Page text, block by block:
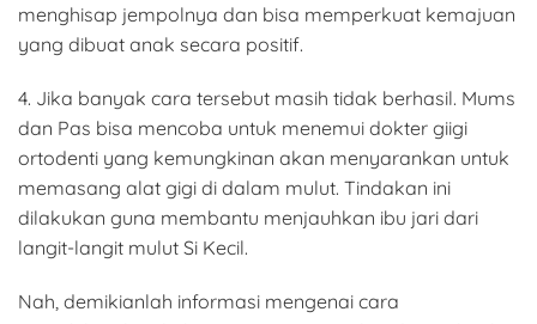
menghisap jempolnya dan bisa memperkuat kemajuan
yang dibuat anak secara positif.
4. Jika banyak cara tersebut masih tidak berhasil. Mums
dan Pas bisa mencoba untuk menemui dokter giigi
ortodenti yang kemungkinan akan menyarankan untuk
memasang alat gigi di dalam mulut. Tindakan ini
dilakukan guna membantu menjauhkan ibu jari dari
langit-langit mulut Si Kecil.
Nah, demikianlah informasi mengenai cara